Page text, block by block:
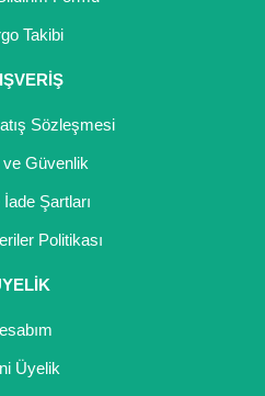
Takibi
Sözleşmesi
Güvenlik
Şartları
Politikası
Üyelik